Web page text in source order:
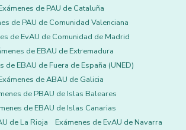
de PAU de Cataluña
de PAU de Comunidad Valenciana
de EvAU de Comunidad de Madrid
de EBAU de Extremadura
de EBAU de Fuera de España (UNED)
de ABAU de Galicia
de PBAU de Islas Baleares
de EBAU de Islas Canarias
de La Rioja
Exámenes de EvAU de Navarra